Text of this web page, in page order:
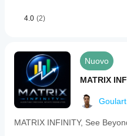
4.0 (2)
Nuovo
MATRIX
Goulart
MATRIX INFINITY, See